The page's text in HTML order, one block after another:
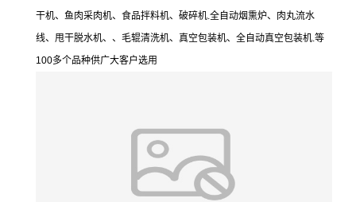
干机、鱼肉采肉机、食品拌料机、破碎机.全自动烟熏炉、肉丸流水
线、甩干脱水机、、毛辊清洗机、真空包装机、全自动真空包装机.等
100多个品种供广大客户选用